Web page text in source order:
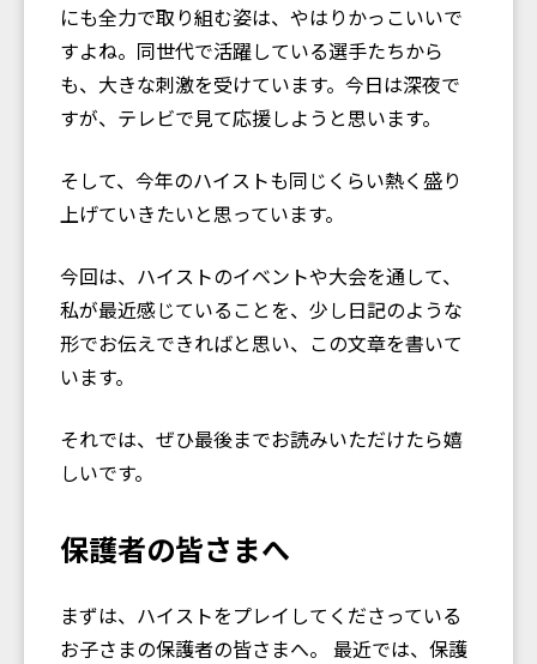
にも全力で取り組む姿は、やはりかっこいいで
すよね。同世代で活躍している選手たちから
も、大きな刺激を受けています。今日は深夜で
すが、テレビで見て応援しようと思います。
そして、今年のハイストも同じくらい熱く盛り
上げていきたいと思っています。
今回は、ハイストのイベントや大会を通して、
私が最近感じていることを、少し日記のような
形でお伝えできればと思い、この文章を書いて
います。
それでは、ぜひ最後までお読みいただけたら嬉
しいです。
保護者の皆さまへ
まずは、ハイストをプレイしてくださっている
お子さまの保護者の皆さまへ。 最近では、保護